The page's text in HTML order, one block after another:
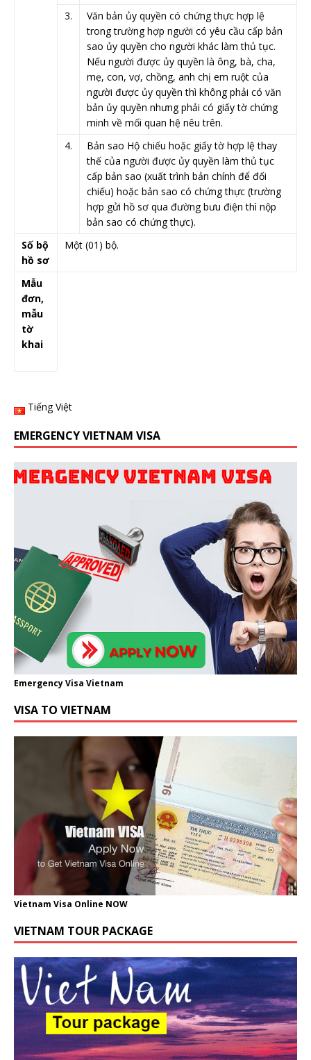
​3.
Văn bản ủy quyền có chứng thực hợp lệ
trong trường hợp người có yêu cầu cấp bản
sao ủy quyền cho người khác làm thủ tục.
Nếu người được ủy quyền là ông, bà, cha,
mẹ, con, vợ, chồng, anh chị em ruột của
người được ủy quyền thì không phải có văn
bản ủy quyền nhưng phải có giấy tờ chứng
minh về mối quan hệ nêu trên.
4.​
​Bản sao Hộ chiếu hoặc giấy tờ hợp lệ thay
thế của người được ủy quyền làm thủ tục
cấp bản sao (xuất trình bản chính để đối
chiếu) hoặc bản sao có chứng thực (trường
hợp gửi hồ sơ qua đường bưu điện thì nộp
bản sao có chứng thực).
Số bộ
hồ sơ
Một (01) bộ.
Mẫu
đơn,
mẫu
tờ
khai
Tiếng Việt
EMERGENCY VIETNAM VISA
Emergency Visa Vietnam
VISA TO VIETNAM
Vietnam Visa Online NOW
VIETNAM TOUR PACKAGE